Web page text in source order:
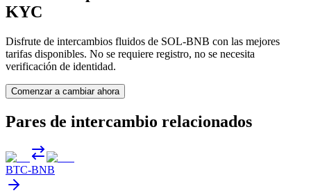
KYC
Disfrute de intercambios fluidos de SOL-BNB con las mejores
tarifas disponibles. No se requiere registro, no se necesita
verificación de identidad.
Comenzar a cambiar ahora
Pares de intercambio relacionados
BTC-BNB